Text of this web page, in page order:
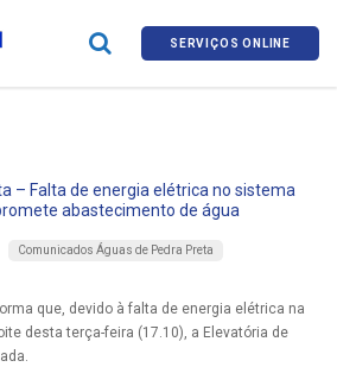
SERVIÇOS ONLINE
– Falta de energia elétrica no sistema
abastecimento de água
Comunicados Águas de Pedra Preta
que, devido à falta de energia elétrica na
desta terça-feira (17.10), a Elevatória de